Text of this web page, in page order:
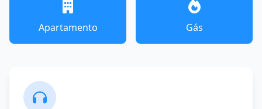
Apartamento Gás